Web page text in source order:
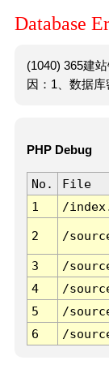
Database
(1040) 365建
因：1、数据库
PHP Debug
No. File
1
/
2 /
3 /
4
/
5
/
6
/